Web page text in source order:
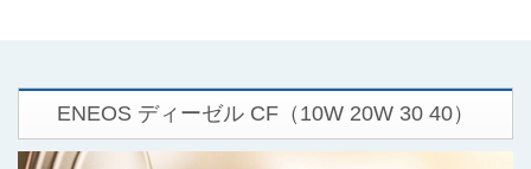
ENEOS ディーゼル CF （ 10W 20W 30 40）